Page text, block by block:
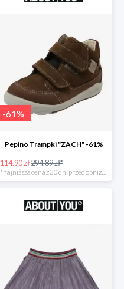
-61%
Pepino Trampki "ZACH" -61%
114.90 zł294.89 zł*